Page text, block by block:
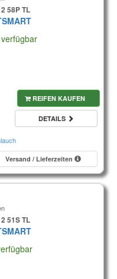
58P TL
REIFEN KAUFEN
DETAILS
Versand / Lieferzeiten
51S TL